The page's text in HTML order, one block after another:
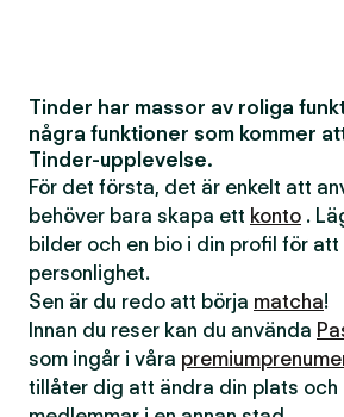
Tinder har massor av roliga
några funktioner som kommer
Tinder-upplevelse.
För det första, det är enkelt att
behöver bara skapa ett konto .
bilder och en bio i din profil för att
personlighet.
Sen är du redo att börja matcha!
Innan du reser kan du använda
som ingår i våra
tillåter dig att ändra din plats och